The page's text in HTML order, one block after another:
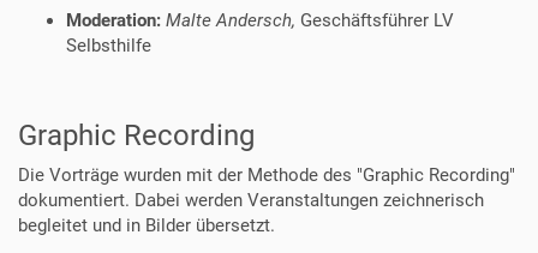
Moderation: Malte Andersch, Geschäftsführer LV
Selbsthilfe
Graphic Recording
Die Vorträge wurden mit der Methode des "Graphic Recording"
dokumentiert. Dabei werden Veranstaltungen zeichnerisch
begleitet und in Bilder übersetzt.